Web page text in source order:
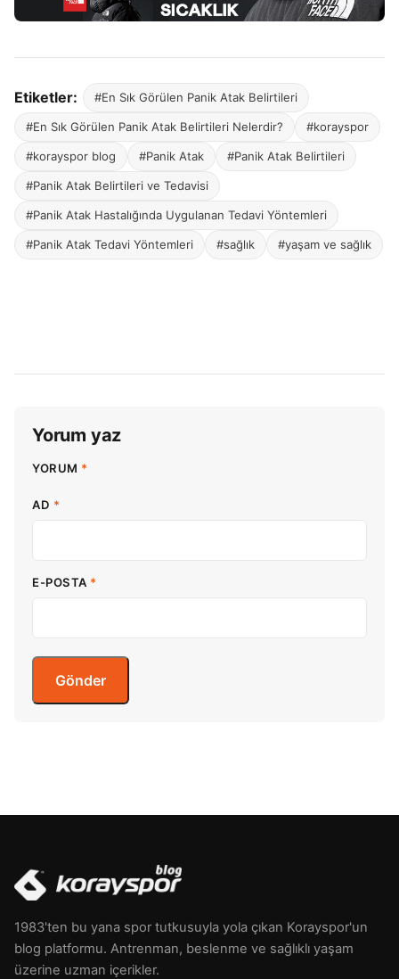
Etiketler: #En Sık Görülen Panik Atak Belirtileri
#En Sık Görülen Panik Atak Belirtileri Nelerdir? #korayspor
#korayspor blog #Panik Atak #Panik Atak Belirtileri
#Panik Atak Belirtileri ve Tedavisi
#Panik Atak Hastalığında Uygulanan Tedavi Yöntemleri
#Panik Atak Tedavi Yöntemleri #sağlık #yaşam ve sağlık
Yorum yaz
YORUM *
AD *
E-POSTA *
1983'ten bu yana spor tutkusuyla yola çıkan Korayspor'un
blog platformu. Antrenman, beslenme ve sağlıklı yaşam
üzerine uzman içerikler.